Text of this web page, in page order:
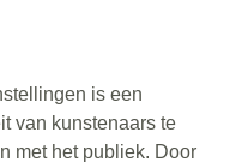
is een
van kunstenaars te
met het publiek. Door